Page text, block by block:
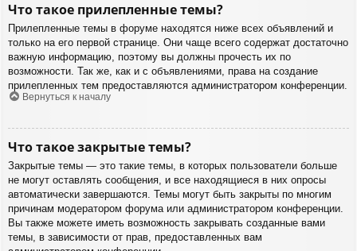
Что такое прилепленные темы?
Прилепленные темы в форуме находятся ниже всех объявлений и
только на его первой странице. Они чаще всего содержат достаточно
важную информацию, поэтому вы должны прочесть их по
возможности. Так же, как и с объявлениями, права на создание
прилепленных тем предоставляются администратором конференции.
Вернуться к началу
Что такое закрытые темы?
Закрытые темы — это такие темы, в которых пользователи больше
не могут оставлять сообщения, и все находящиеся в них опросы
автоматически завершаются. Темы могут быть закрыты по многим
причинам модератором форума или администратором конференции.
Вы также можете иметь возможность закрывать созданные вами
темы, в зависимости от прав, предоставленных вам